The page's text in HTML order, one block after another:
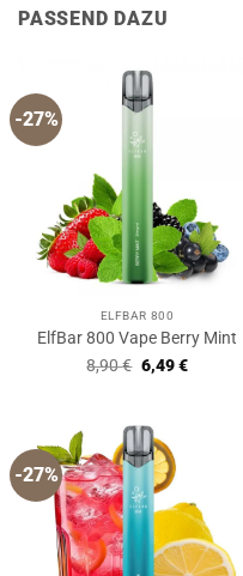
PASSEND DAZU
-27%
ELFBAR 800
ElfBar 800 Vape Berry Mint
8,90€ Ursprünglicher
Preis
6,49€Aktueller
-27%